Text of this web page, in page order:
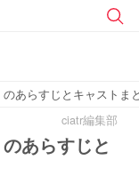
あらすじとキャストま
ciatr編集部
あらすじと